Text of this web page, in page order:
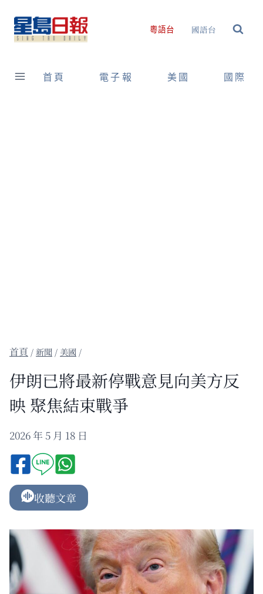
content
粵語台 國語台
首頁 電子報 美國 國際
/新聞 / 美國 /
伊朗已將最新停戰意見向美方反
映 聚焦結束戰爭
2026 年 5 月 18 日
收聽文章